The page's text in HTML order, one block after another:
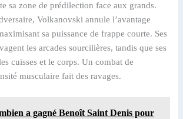
sa zone de prédilection face aux grands.
Volkanovski annule l’avantage
sa puissance de frappe courte. Ses
les arcades sourcilières, tandis que ses
cuisses et le corps. Un combat de
musculaire fait des ravages.
a gagné Benoît Saint Denis pour